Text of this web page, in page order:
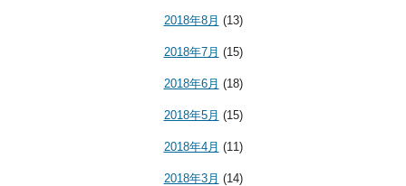
2018年8月 (13)
2018年7月 (15)
2018年6月 (18)
2018年5月 (15)
2018年4月 (11)
2018年3月 (14)